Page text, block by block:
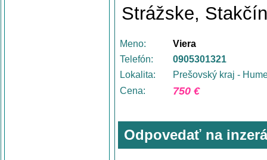
Strážske,
Meno:
Viera
Telefón:
0905301321
Lokalita:
Prešovský kraj -
Cena:
750 €
Odpovedať na